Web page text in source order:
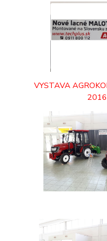
VYSTAVA
2016